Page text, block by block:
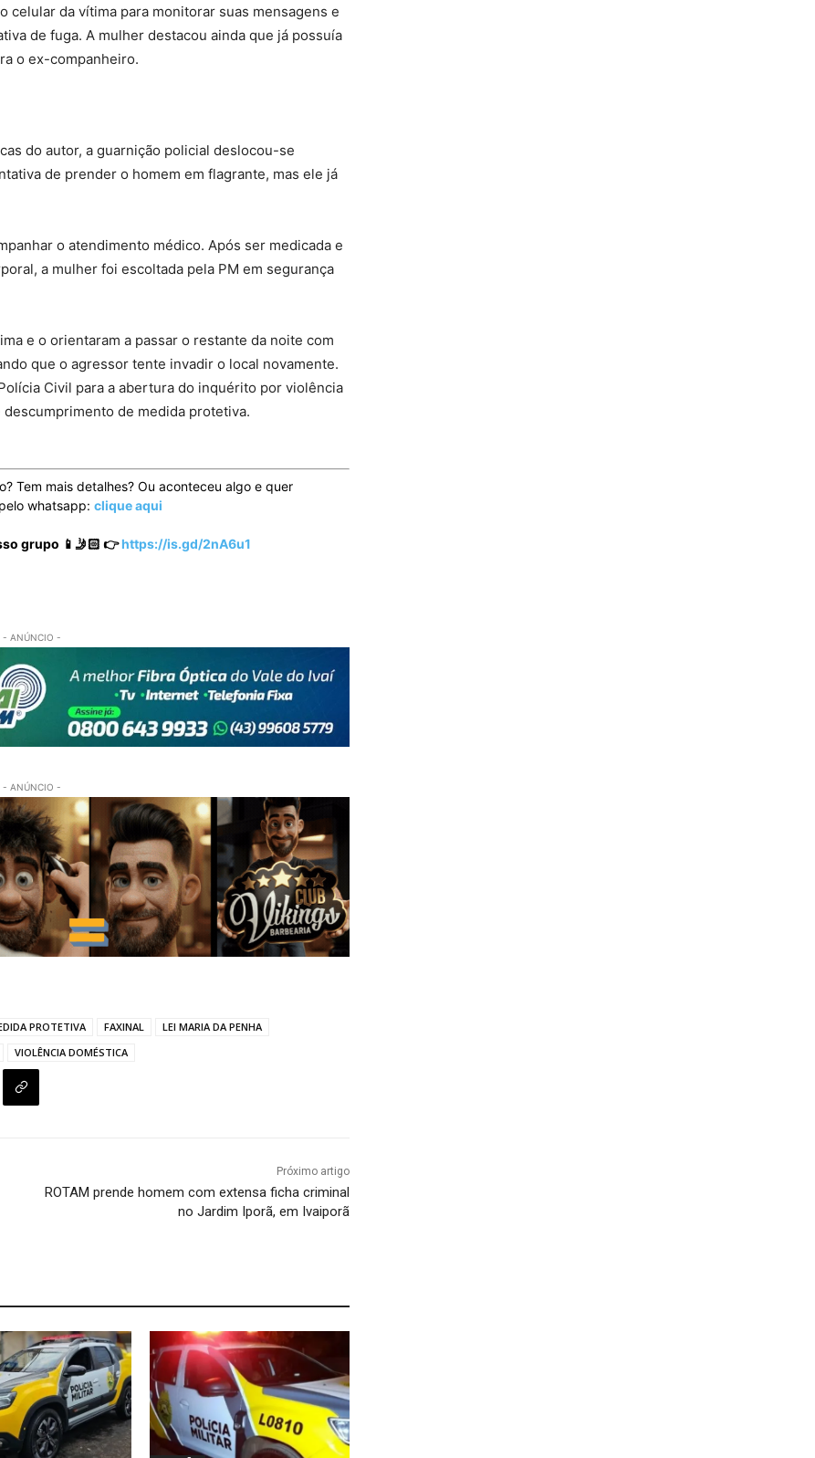
celular da vítima para monitorar suas mensagens e
de fuga. A mulher destacou ainda que já possuía
o ex-companheiro.
do autor, a guarnição policial deslocou-se
de prender o homem em flagrante, mas ele já
o atendimento médico. Após ser medicada e
a mulher foi escoltada pela PM em segurança
e o orientaram a passar o restante da noite com
que o agressor tente invadir o local novamente.
Civil para a abertura do inquérito por violência
de medida protetiva.
Tem mais detalhes? Ou aconteceu algo e quer
whatsapp: clique aqui
grupo 📱🤳🏻 👉https://is.gd/2nA6u1
- ANÚNCIO -
- ANÚNCIO -
PROTETIVA FAXINAL
LEI MARIA DA PENHA
VIOLÊNCIA DOMÉSTICA
Próximo artigo
ROTAM prende homem com extensa ficha criminal
no Jardim Iporã, em Ivaiporã